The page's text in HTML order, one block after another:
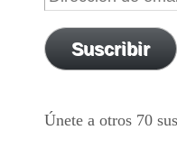
Suscribir
Únete a otros 70